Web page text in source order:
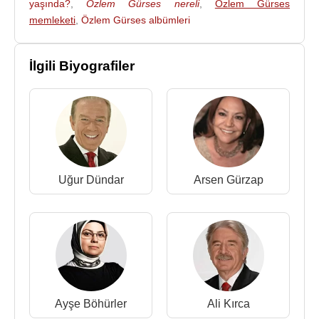
Arsen Gürzap ’ın DİALOG Anlatım ve İletişim
Okulu’nda “Haber Yazımı ve Spikerlik” ile “TV
Program Yapımcılığı” derslerini, İstanbul Ticaret
Teknikleri” derslerini verdi. Özlem Gürses, son
dönemde kurum ve profesyonel yöneticilere medya
ilişkileri konusunda koçluk yapmaktadır. Ayrıca
Medya İlişkileri Eğitimi ve Etkili İletişim Teknikleri
konularında ders vermeye devam etmektedir.
2011yılındaİstanbul Bilgi Üniversitesive
Santralistanbul’un Basın ve Halkla İlişkiler Ofisi'ni
de yönetti.
2013 yılından 2020 yılına kadar Artı Bir TV'de ana
haber sunuculuğu ve haber müdürlüğünü yaptı.
hazırladı ve sundu.
yaşında? ,Özlem Gürses nereli, Özlem Gürses
memleketi Özlem Gürses albümleri
İlgili Biyografiler
Uğur Dündar Arsen Gürzap
Ayşe Böhürler Ali Kırca